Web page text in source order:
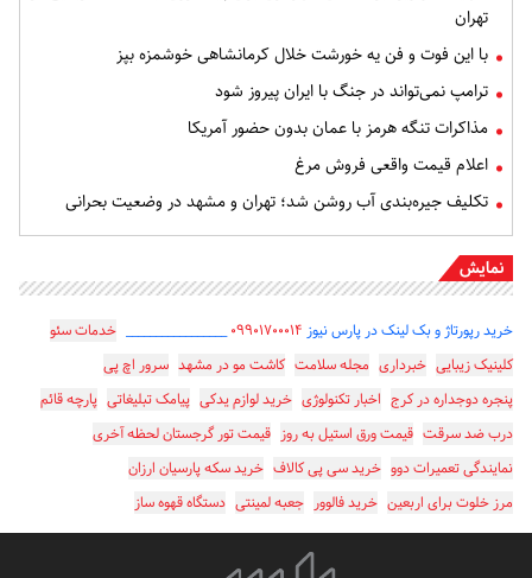
تهران
با این فوت و فن یه خورشت خلال کرمانشاهی خوشمزه بپز
ترامپ نمی‌تواند در جنگ با ایران پیروز شود
مذاکرات تنگه هرمز با عمان بدون حضور آمریکا
اعلام قیمت واقعی فروش مرغ
تکلیف جیره‌بندی آب روشن شد؛ تهران و مشهد در وضعیت بحرانی
نمایش
خرید رپورتاژ و بک لینک در پارس نیوز ۰۹۹۰۱۷۰۰۰۱۴_________________ خدمات سئو
کلینیک زیبایی خبرداری مجله سلامت کاشت مو در مشهد سرور اچ پی
پنجره دوجداره در کرج اخبار تکنولوژی خرید لوازم یدکی پیامک تبلیغاتی پارچه قائم
درب ضد سرقت قیمت ورق استیل به روز قیمت تور گرجستان لحظه آخری
نمایندگی تعمیرات دوو خرید سی پی کالاف خرید سکه پارسیان ارزان
مرز خلوت برای اربعین خرید فالوور جعبه لمینتی دستگاه قهوه ساز